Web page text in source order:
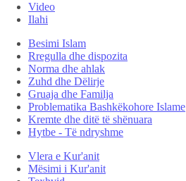
Video
Ilahi
Besimi Islam
Rregulla dhe dispozita
Norma dhe ahlak
Zuhd dhe Dëlirje
Gruaja dhe Familja
Problematika Bashkëkohore Islame
Kremte dhe ditë të shënuara
Hytbe - Të ndryshme
Vlera e Kur'anit
Mësimi i Kur'anit